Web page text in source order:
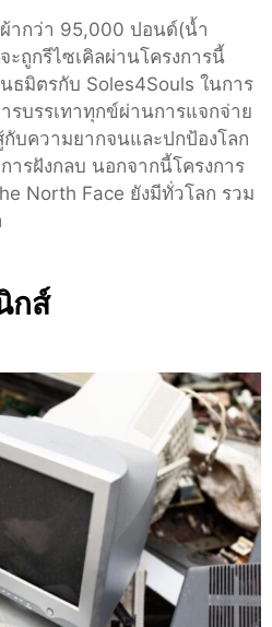
ากว่า 95,000 ปอนด์(น้ำ
ถูกรีไซเคิลผ่านโครงการนี้
ธมิตรกับ Soles4Souls ในการ
รบรรเทาทุกข์ผ่านการแจกจ่าย
กับความยากจนและปกป้องโลก
ารฝังกลบ นอกจากนี้โครงการ
North Face ยังมีทั่วโลก รวม
กส์